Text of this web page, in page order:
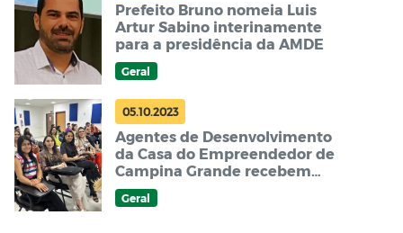
Prefeito Bruno nomeia Luis
Artur Sabino interinamente
para a presidência da AMDE
Geral
05.10.2023
Agentes de Desenvolvimento
da Casa do Empreendedor de
Campina Grande recebem
treinamento do Sebrae-CG
para emissão de notas fiscais
Geral